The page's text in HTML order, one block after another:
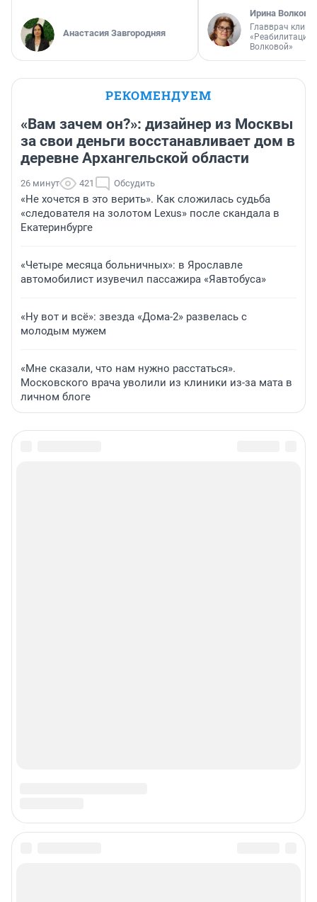
Анастасия Завгородняя
Ирина Волкова
Главврач
«Реабилитация
Волковой»
РЕКОМЕНДУЕМ
«Вам зачем он?»: дизайнер из Москвы
за свои деньги восстанавливает дом в
деревне Архангельской области
26 минут 421 Обсудить
«Не хочется в это верить». Как сложилась судьба
«следователя на золотом Lexus» после скандала в
Екатеринбурге
«Четыре месяца больничных»: в Ярославле
автомобилист изувечил пассажира «Яавтобуса»
«Ну вот и всё»: звезда «Дома-2» развелась с
молодым мужем
«Мне сказали, что нам нужно расстаться».
Московского врача уволили из клиники из-за мата в
личном блоге